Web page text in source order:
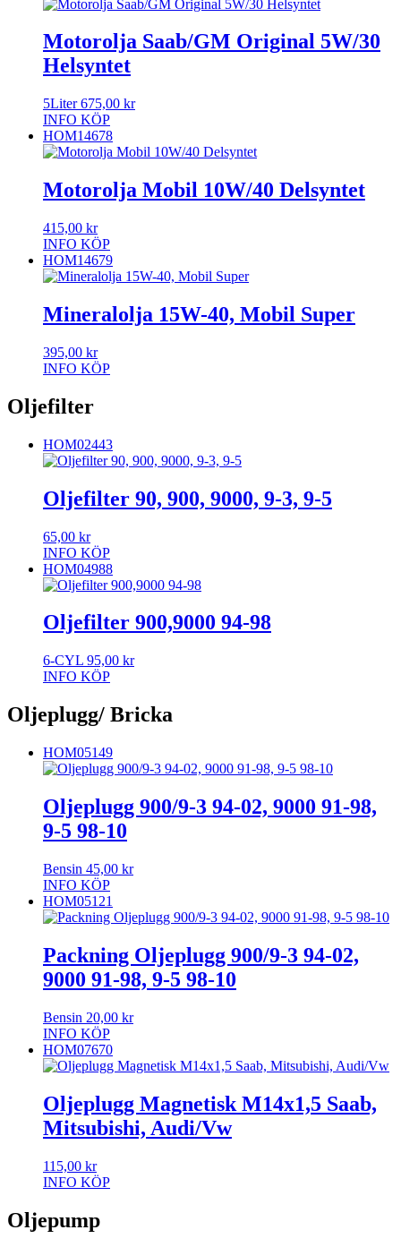
Motorolja Saab/GM Original 5W/30
Helsyntet
5Liter 675,00 kr
INFO KÖP
HOM14678
Motorolja Mobil 10W/40 Delsyntet
415,00 kr
INFO KÖP
HOM14679
Mineralolja 15W-40, Mobil Super
395,00 kr
INFO KÖP
Oljefilter
HOM02443
Oljefilter 90, 900, 9000, 9-3, 9-5
65,00 kr
INFO KÖP
HOM04988
Oljefilter 900,9000 94-98
6-CYL 95,00 kr
INFO KÖP
Oljeplugg/ Bricka
HOM05149
Oljeplugg 900/9-3 94-02, 9000 91-98,
9-5 98-10
Bensin 45,00 kr
INFO KÖP
HOM05121
Packning Oljeplugg 900/9-3 94-02,
9000 91-98, 9-5 98-10
Bensin 20,00 kr
INFO KÖP
HOM07670
Oljeplugg Magnetisk M14x1,5 Saab,
Mitsubishi, Audi/Vw
115,00 kr
INFO KÖP
Oljepump